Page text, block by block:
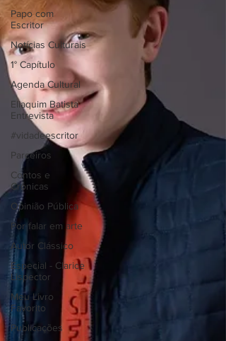
Papo com
Escritor
Notícias Culturais
1° Capítulo
Agenda Cultural
Eliaquim Batista
Entrevista
#vidadeescritor
Parceiros
Contos e
Crônicas
Opinião Pública
Por falar em arte
Autor Clássico
Especial - Clarice
Lispector
Meu Livro
Favorito
Publicações